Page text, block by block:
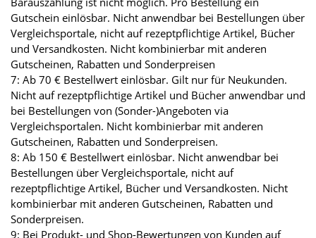
Gutschein einlösbar. Nicht anwendbar bei Bestellungen über
Vergleichsportale, nicht auf rezeptpflichtige Artikel, Bücher
und Versandkosten. Nicht kombinierbar mit anderen
Gutscheinen, Rabatten und Sonderpreisen
7: Ab 70 € Bestellwert einlösbar. Gilt nur für Neukunden.
Nicht auf rezeptpflichtige Artikel und Bücher anwendbar und
bei Bestellungen von (Sonder-)Angeboten via
Vergleichsportalen. Nicht kombinierbar mit anderen
Gutscheinen, Rabatten und Sonderpreisen.
8: Ab 150 € Bestellwert einlösbar. Nicht anwendbar bei
Bestellungen über Vergleichsportale, nicht auf
rezeptpflichtige Artikel, Bücher und Versandkosten. Nicht
kombinierbar mit anderen Gutscheinen, Rabatten und
Sonderpreisen.
9: Bei Produkt- und Shop-Bewertungen von Kunden auf